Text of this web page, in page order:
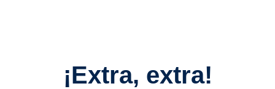
¡Extra, extra!